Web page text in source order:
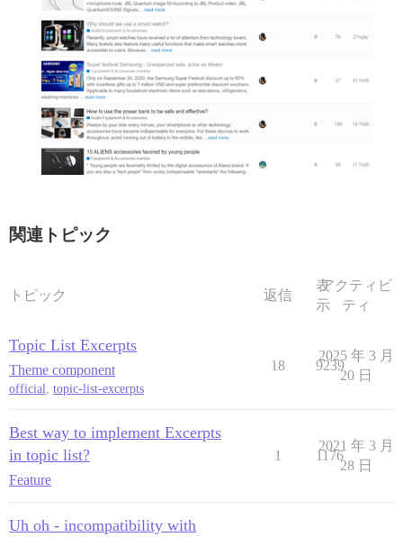
関連トピック
トピック 返信
表
示
アクティビ
ティ
Topic List Excerpts
Theme component
official topic-list-excerpts
18 9239
2025 年 3 月
20 日
Best way to implement Excerpts
in topic list?
Feature
1 1176
2021 年 3 月
28 日
Uh oh - incompatibility with